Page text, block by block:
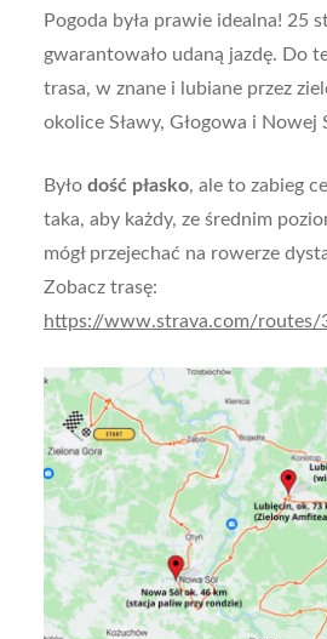
Pogoda była prawie idealna! 25
gwarantowało udaną jazdę. Do
trasa, w znane i lubiane przez
okolice Sławy, Głogowa i Nowej
Było dość płasko, ale to zabieg
taka, aby każdy, ze średnim
mógł przejechać na rowerze
Zobacz trasę:
https://www.strava.com/routes/